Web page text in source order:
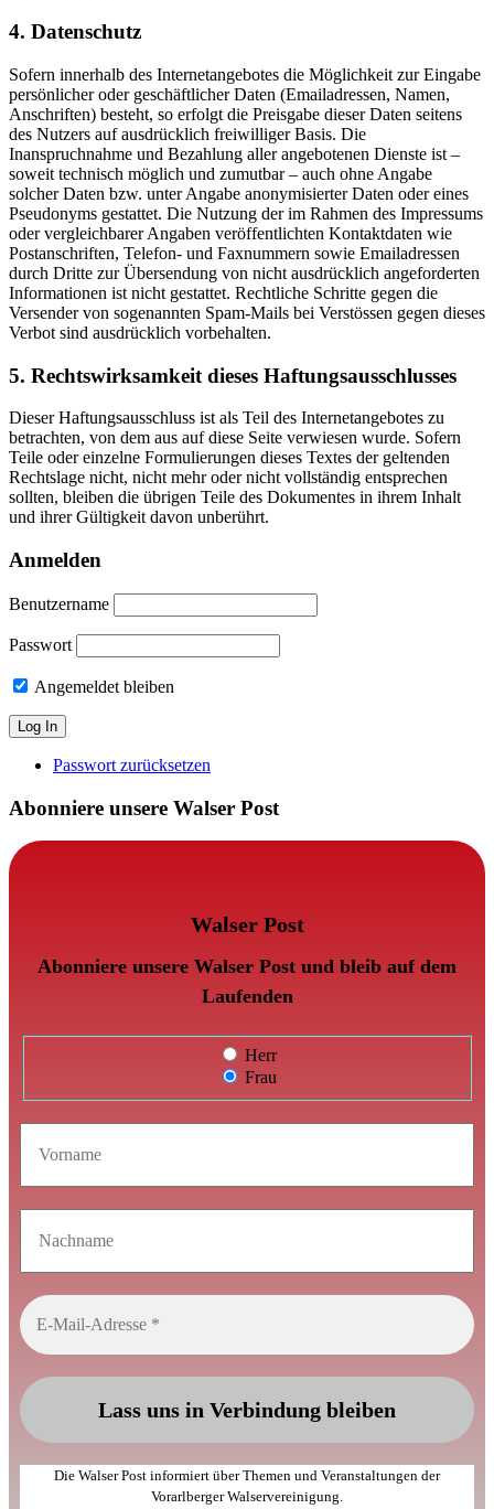
4. Datenschutz
Sofern innerhalb des Internetangebotes die Möglichkeit zur Eingabe
persönlicher oder geschäftlicher Daten (Emailadressen, Namen,
Anschriften) besteht, so erfolgt die Preisgabe dieser Daten seitens
des Nutzers auf ausdrücklich freiwilliger Basis. Die
Inanspruchnahme und Bezahlung aller angebotenen Dienste ist –
soweit technisch möglich und zumutbar – auch ohne Angabe
solcher Daten bzw. unter Angabe anonymisierter Daten oder eines
Pseudonyms gestattet. Die Nutzung der im Rahmen des Impressums
oder vergleichbarer Angaben veröffentlichten Kontaktdaten wie
Postanschriften, Telefon- und Faxnummern sowie Emailadressen
durch Dritte zur Übersendung von nicht ausdrücklich angeforderten
Informationen ist nicht gestattet. Rechtliche Schritte gegen die
Versender von sogenannten Spam-Mails bei Verstössen gegen dieses
Verbot sind ausdrücklich vorbehalten.
5. Rechtswirksamkeit dieses Haftungsausschlusses
Dieser Haftungsausschluss ist als Teil des Internetangebotes zu
betrachten, von dem aus auf diese Seite verwiesen wurde. Sofern
Teile oder einzelne Formulierungen dieses Textes der geltenden
Rechtslage nicht, nicht mehr oder nicht vollständig entsprechen
sollten, bleiben die übrigen Teile des Dokumentes in ihrem Inhalt
und ihrer Gültigkeit davon unberührt.
Anmelden
Benutzername
Passwort
Angemeldet bleiben
Passwort zurücksetzen
Abonniere unsere Walser Post
Walser Post
Abonniere unsere Walser Post und bleib auf dem
Laufenden
Herr
Frau
Die Walser Post informiert über Themen und Veranstaltungen der
Vorarlberger Walservereinigung.